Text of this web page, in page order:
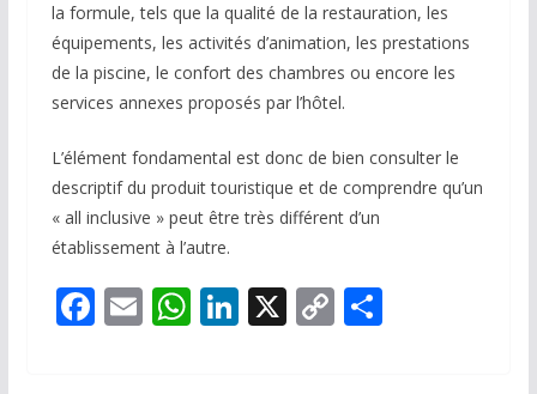
la formule, tels que la qualité de la restauration, les
équipements, les activités d’animation, les prestations
de la piscine, le confort des chambres ou encore les
services annexes proposés par l’hôtel.
L’élément fondamental est donc de bien consulter le
descriptif du produit touristique et de comprendre qu’un
« all inclusive » peut être très différent d’un
établissement à l’autre.
F E W Li X C P